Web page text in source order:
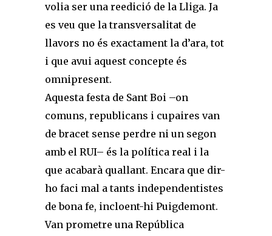
volia ser una reedició de la Lliga. Ja
es veu que la transversalitat de
llavors no és exactament la d’ara, tot
i que avui aquest concepte és
omnipresent.
Aquesta festa de Sant Boi –on
comuns, republicans i cupaires van
de bracet sense perdre ni un segon
amb el RUI– és la política real i la
que acabarà quallant. Encara que dir-
ho faci mal a tants independentistes
de bona fe, incloent-hi Puigdemont.
Van prometre una República